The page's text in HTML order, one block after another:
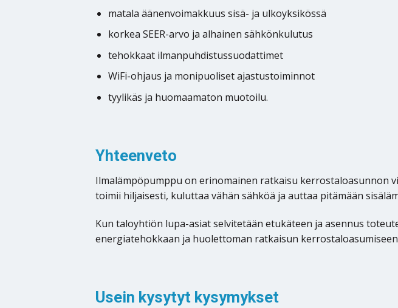
matala äänenvoimakkuus sisä- ja ulkoyksikössä
korkea SEER-arvo ja alhainen sähkönkulutus
tehokkaat ilmanpuhdistussuodattimet
WiFi-ohjaus ja monipuoliset ajastustoiminnot
tyylikäs ja huomaamaton muotoilu.
Yhteenveto
Ilmalämpöpumppu on erinomainen ratkaisu kerrostaloasunnon
toimii hiljaisesti, kuluttaa vähän sähköä ja auttaa pitämään
Kun taloyhtiön lupa-asiat selvitetään etukäteen ja asennus
energiatehokkaan ja huolettoman ratkaisun
Usein kysytyt kysymykset